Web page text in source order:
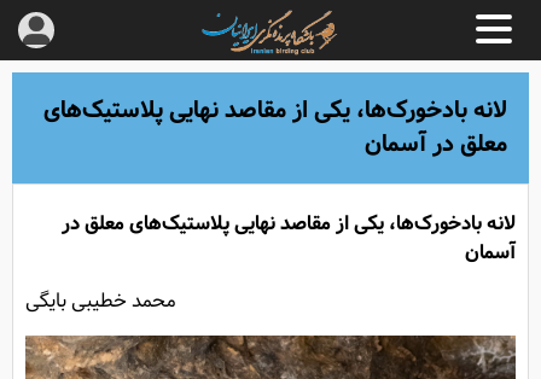
لانه بادخورک‌ها، یکی از مقاصد نهایی پلاستیک‌های
معلق در آسمان
لانه بادخورک‌ها، یکی از مقاصد نهایی پلاستیک‌های معلق در
آسمان
محمد خطیبی بایگی